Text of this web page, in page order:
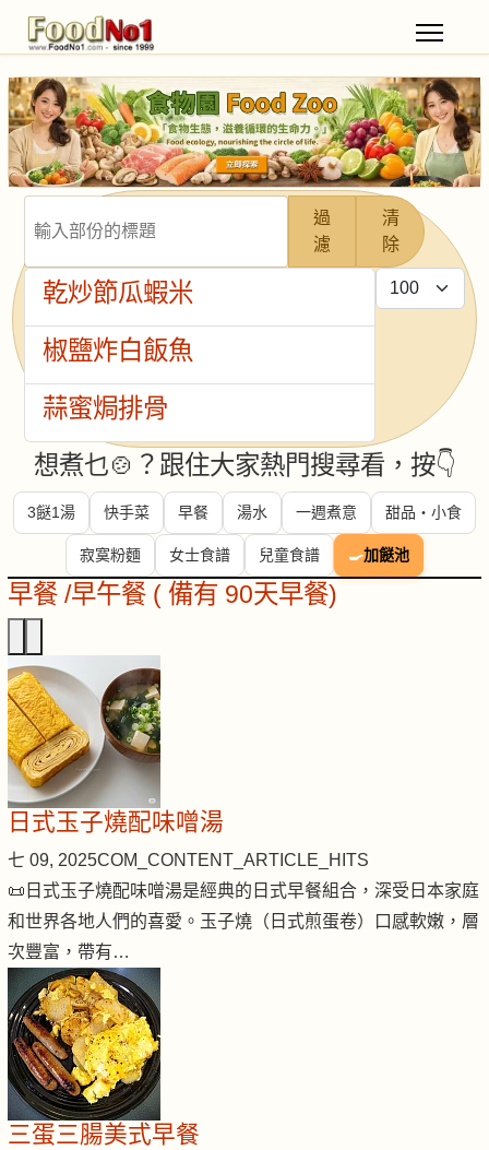
過
濾
清
除
每頁顯示條數
乾炒節瓜蝦米
椒鹽炸白飯魚
蒜蜜焗排骨
想煮乜🍲？跟住大家熱門搜尋看，按👇
3餸1湯 快手菜 早餐 湯水 一週煮意 甜品・小食
寂寞粉麵 女士食譜 兒童食譜 🍳加餸池
早餐 /早午餐 ( 備有 90天早餐)
日式玉子燒配味噌湯
七 09, 2025COM_CONTENT_ARTICLE_HITS
📜日式玉子燒配味噌湯是經典的日式早餐組合，深受日本家庭
和世界各地人們的喜愛。玉子燒（日式煎蛋卷）口感軟嫩，層
次豐富，帶有…
三蛋三腸美式早餐